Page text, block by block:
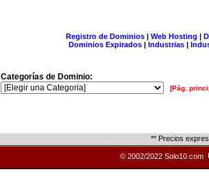
Registro de Dominios| Web Hosting |
Dominios Expirados | Industrias |
Categorías de Dominio:
[Pág.
** Precios
© 2002/2022 Solo10.com